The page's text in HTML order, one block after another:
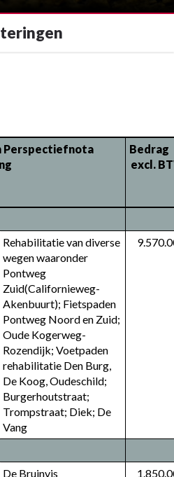
Perspectiefnota
Bedrag
excl.
Rehabilitatie van diverse
wegen waaronder
Pontweg
Zuid(Californieweg-
Akenbuurt); Fietspaden
Pontweg Noord en Zuid;
Oude Kogerweg-
Rozendijk; Voetpaden
rehabilitatie Den Burg,
De Koog, Oudeschild;
Burgerhoutstraat;
Trompstraat; Diek; De
Vang
De Bruinvis